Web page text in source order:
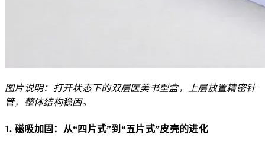
图片说明：打开状态下的双层医美书型盒，上层放置精密针
管，整体结构稳固。
1. 磁吸加固：从“四片式”到“五片式”皮壳的进化